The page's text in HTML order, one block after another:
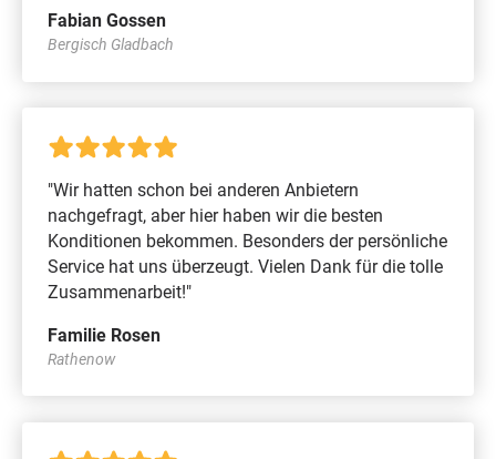
Fabian Gossen
Bergisch Gladbach
"Wir hatten schon bei anderen Anbietern
nachgefragt, aber hier haben wir die besten
Konditionen bekommen. Besonders der persönliche
Service hat uns überzeugt. Vielen Dank für die tolle
Zusammenarbeit!"
Familie Rosen
Rathenow